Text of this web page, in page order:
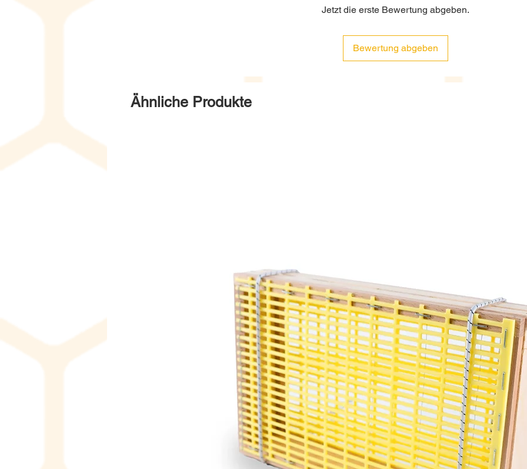
Jetzt die erste Bewertung abgeben.
Bewertung abgeben
Ähnliche Produkte